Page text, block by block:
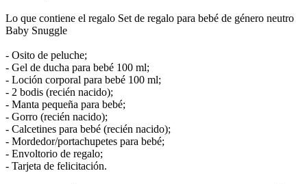
Lo que contiene el regalo Set de regalo para bebé de género neutro
Baby Snuggle
- Osito de peluche;
- Gel de ducha para bebé 100 ml;
- Loción corporal para bebé 100 ml;
- 2 bodis (recién nacido);
- Manta pequeña para bebé;
- Gorro (recién nacido);
- Calcetines para bebé (recién nacido);
- Mordedor/portachupetes para bebé;
- Envoltorio de regalo;
- Tarjeta de felicitación.